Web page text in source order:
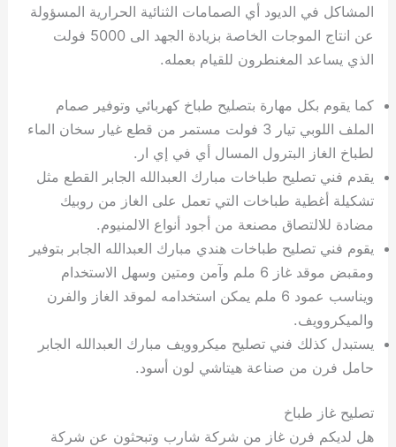
المشاكل في الديود أي الصمامات الثنائية الحرارية المسؤولة
عن انتاج الموجات الخاصة بزيادة الجهد الى 5000 فولت
الذي يساعد المغنطرون للقيام بعمله.
كما يقوم بكل مهارة بتصليح طباخ كهربائي وتوفير صمام
الملف اللوبي تيار 3 فولت مستمر من قطع غيار سخان الماء
لطباخ الغاز البترول المسال أي في إي ار.
يقدم فني تصليح طباخات مبارك العبدالله الجابر القطع مثل
تشكيلة أغطية طباخات التي تعمل على الغاز من روبيك
مضادة للالتصاق مصنعة من أجود أنواع الالمنيوم.
يقوم فني تصليح طباخات هندي مبارك العبدالله الجابر بتوفير
ومقبض موقد غاز 6 ملم وآمن ومتين وسهل الاستخدام
ويناسب عمود 6 ملم يمكن استخدامه لموقد الغاز والفرن
والميكروويف.
يستبدل كذلك فني تصليح ميكروويف مبارك العبدالله الجابر
حامل فرن من صناعة هيتاشي لون أسود.
تصليح غاز طباخ
هل لديكم فرن غاز من شركة شارب وتبحثون عن شركة